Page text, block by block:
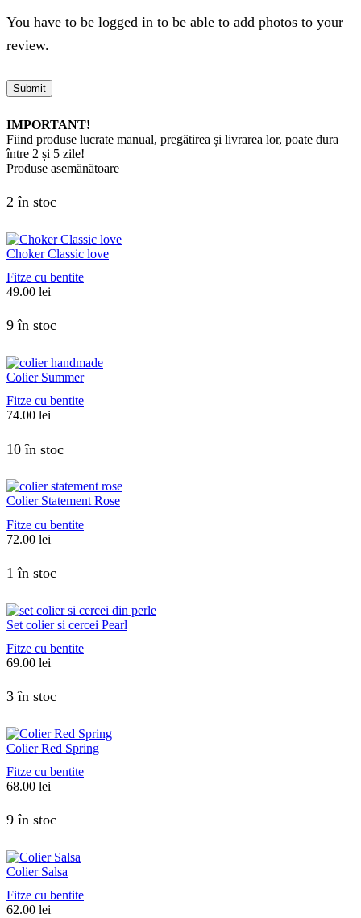
You have to be logged in to be able to add photos to your
review.
IMPORTANT!
Fiind produse lucrate manual, pregătirea și livrarea lor, poate dura
între 2 și 5 zile!
Produse asemănătoare
2 în stoc
Choker Classic love
Fitze cu bentite
49.00 lei
9 în stoc
Colier Summer
Fitze cu bentite
74.00 lei
10 în stoc
Colier Statement Rose
Fitze cu bentite
72.00 lei
1 în stoc
Set colier si cercei Pearl
Fitze cu bentite
69.00 lei
3 în stoc
Colier Red Spring
Fitze cu bentite
68.00 lei
9 în stoc
Colier Salsa
Fitze cu bentite
62.00 lei